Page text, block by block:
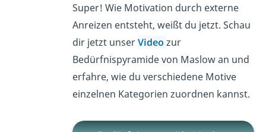
Super! Wie Motivation durch externe
Anreizen entsteht, weißt du jetzt. Schau
dir jetzt unserVideo zur
Bedürfnispyramide von Maslow an und
erfahre, wie du verschiedene Motive
einzelnen Kategorien zuordnen kannst.